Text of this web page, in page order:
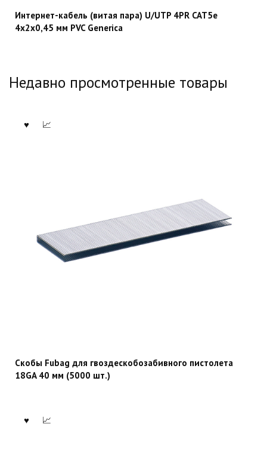
Интернет-кабель (витая пара) U/UTP 4PR CAT5e
4х2х0,45 мм PVC Generica
Недавно просмотренные товары
Скобы Fubag для гвоздескобозабивного пистолета
18GA 40 мм (5000 шт.)